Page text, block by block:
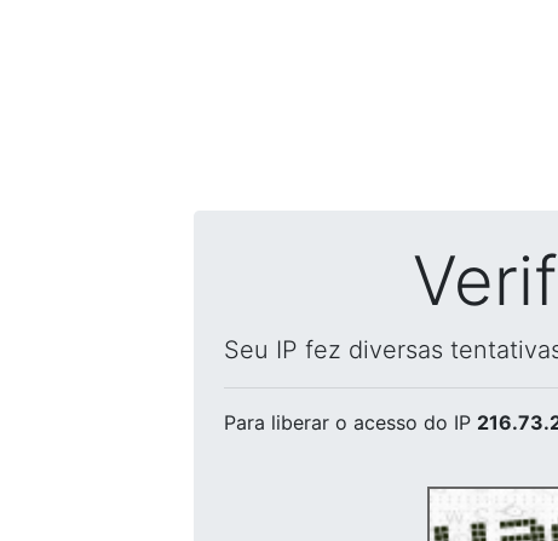
Seu IP fez diversas
Para liberar o acesso do IP